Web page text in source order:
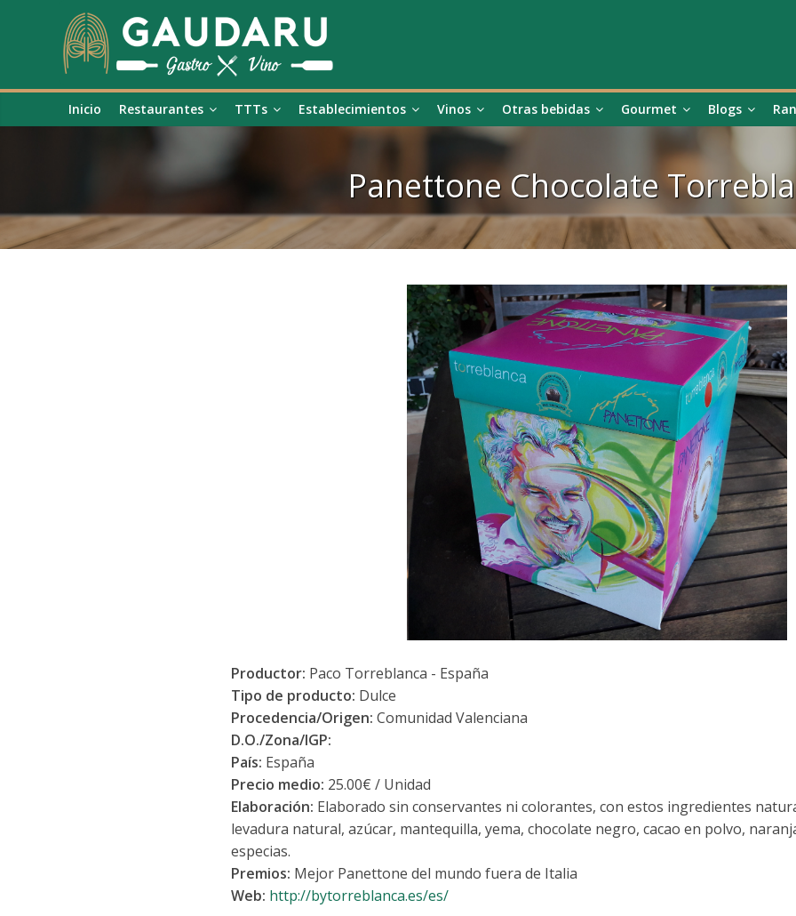
Inicio Restaurantes TTTs Establecimientos Vinos Otras bebidas Gourmet Blogs
Panettone Chocolate
Productor: Paco Torreblanca - España
Tipo de producto: Dulce
Procedencia/Origen: Comunidad Valenciana
D.O./Zona/IGP:
País: España
Precio medio: 25.00€ / Unidad
Elaboración: Elaborado sin conservantes ni colorantes, con estos ingredientes
levadura natural, azúcar, mantequilla, yema, chocolate negro, cacao en polvo,
especias.
Premios: Mejor Panettone del mundo fuera de Italia
Web: http://bytorreblanca.es/es/